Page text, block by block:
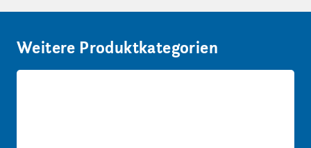
Weitere Produktkategorien